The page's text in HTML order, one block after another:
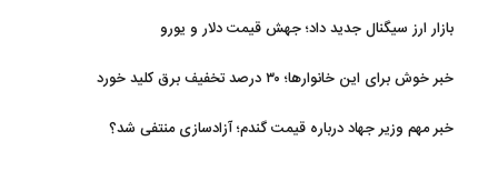
بازار ارز سیگنال جدید داد؛ جهش قیمت دلار و یورو
خبر خوش برای این خانوارها؛ ۳۰ درصد تخفیف برق کلید خورد
خبر مهم وزیر جهاد درباره قیمت گندم؛ آزادسازی منتفی شد؟